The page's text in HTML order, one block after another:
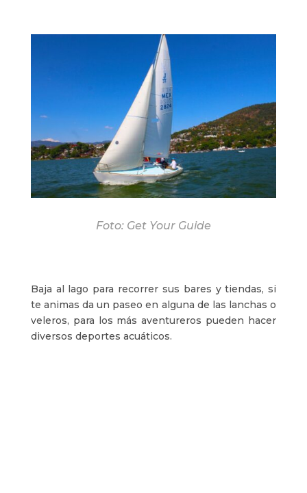
Foto: Get Your Guide
Baja al lago para recorrer sus bares y tiendas, si
te animas da un paseo en alguna de las lanchas o
veleros, para los más aventureros pueden hacer
diversos deportes acuáticos.